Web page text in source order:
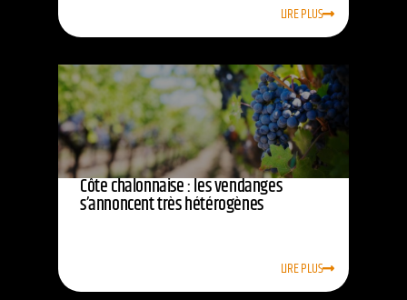
LIRE PLUS
Côte chalonnaise : les vendanges
s’annoncent très hétérogènes
LIRE PLUS